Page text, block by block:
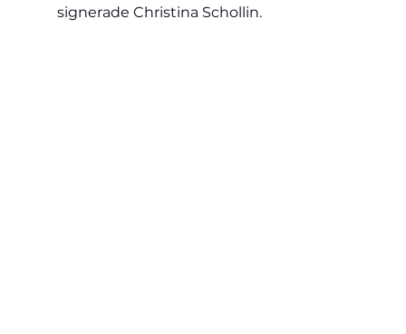
signerade Christina Schollin.